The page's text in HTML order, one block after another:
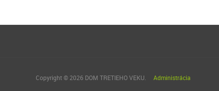
Copyright © 2026 DOM TRETIEHO VEKU. Administrácia